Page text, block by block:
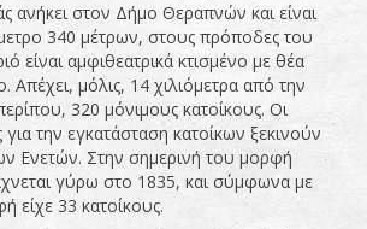
ανήκει στον Δήμο Θεραπνών και είναι
340 μέτρων, στους πρόποδες του
είναι αμφιθεατρικά κτισμένο με θέα
Απέχει, μόλις, 14 χιλιόμετρα από την
320 μόνιμους κατοίκους. Οι
για την εγκατάσταση κατοίκων ξεκινούν
Ενετών. Στην σημερινή του μορφή
γύρω στο 1835, και σύμφωνα με
είχε 33 κατοίκους.